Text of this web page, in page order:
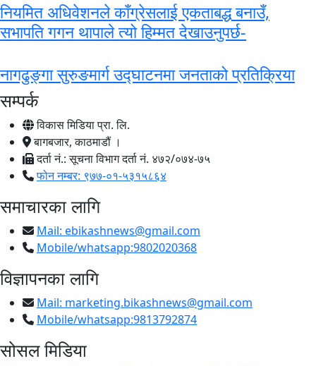
नियमित अधिवेशनले काँग्रेसलाई एकताबद्ध बनाउँ,
सभापति गगन थापाले त्यो हिम्मत देखाउनुपर्छ-
नागढुङ्गा सुरुङमार्ग उद्घाटनमा जनताको प्रतिक्रिया
सम्पर्क
विकास मिडिया प्रा. लि.
बागबजार, काठमाडौं ।
दर्ता नं.: सूचना विभाग दर्ता नं. ४७२/०७४-७५
फोन नम्बर: ९७७-०१-५३१५८६४
समाचारका लागि
Mail: ebikashnews@gmail.com
Mobile/whatsapp:9802020368
विज्ञापनका लागि
Mail: marketing.bikashnews@gmail.com
Mobile/whatsapp:9813792874
सोसल मिडिया